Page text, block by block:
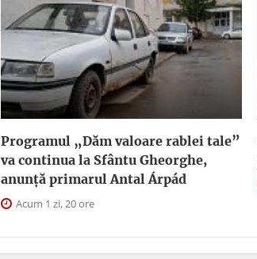
Programul „Dăm valoare rablei tale”
va continua la Sfântu Gheorghe,
anunţă primarul Antal Árpád
Acum 1 zi, 20 ore